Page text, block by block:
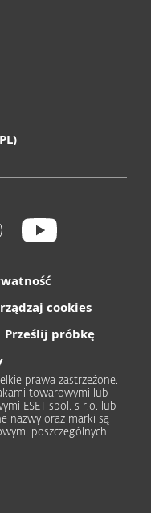
cookies
Prześlij próbkę
prawa zastrzeżone.
towarowymi lub
ESET spol. s r.o. lub
nazwy oraz marki są
poszczególnych